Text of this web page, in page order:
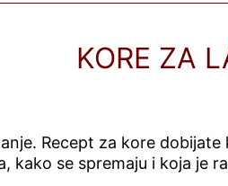
KORE ZA
Recept za kore
kako se spremaju i koja je